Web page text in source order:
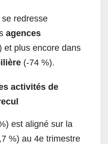
redresse
agences
et plus encore dans
(-74 %).
activités de
est aligné sur la
%) au 4e trimestre